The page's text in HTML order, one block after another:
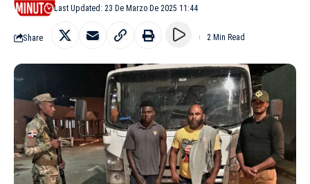
Last Updated: 23 De Marzo De 2025 11:44
Share 2 Min Read